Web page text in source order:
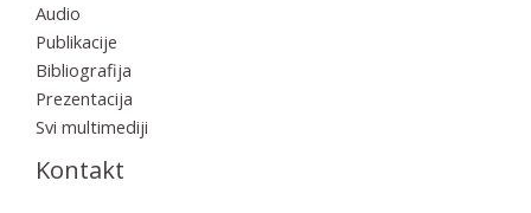
Audio
Publikacije
Bibliografija
Prezentacija
Svi multimediji
Kontakt